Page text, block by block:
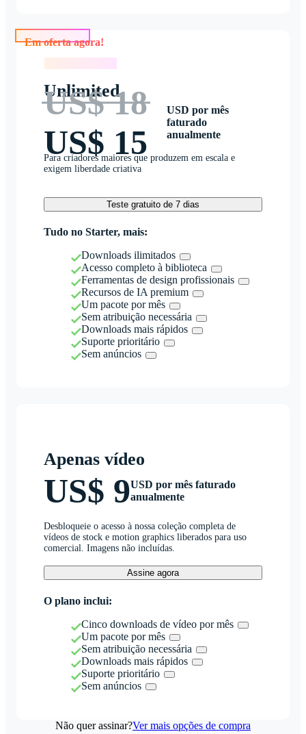
Unlimited
US$ 18
US$ 15
USD por mês
faturado
anualmente
Para criadores maiores que produzem em escala e
exigem liberdade criativa
Teste gratuito de 7 dias
Tudo no Starter, mais:
Downloads ilimitados
Acesso completo à biblioteca
Ferramentas de design profissionais
Recursos de IA premium
Um pacote por mês
Sem atribuição necessária
Downloads mais rápidos
Suporte prioritário
Sem anúncios
Apenas vídeo
US$ 9USD por mês faturado
anualmente
Desbloqueie o acesso à nossa coleção completa de
vídeos de stock e motion graphics liberados para uso
comercial. Imagens não incluídas.
Assine agora
O plano inclui:
Cinco downloads de vídeo por mês
Um pacote por mês
Sem atribuição necessária
Downloads mais rápidos
Suporte prioritário
Sem anúncios
Não quer assinar?Ver mais opções de compra